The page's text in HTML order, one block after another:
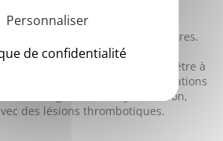
des anticorps
manifestations cliniques sont rares.
thrombotiques, le SAPL peut être à
tels que des altérations
ou des signes de démyélinisation,
des lésions thrombotiques.
Personnaliser
de confidentialité